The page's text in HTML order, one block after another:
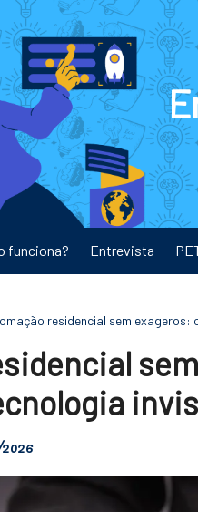
funciona? Entrevista
residencial sem exageros: